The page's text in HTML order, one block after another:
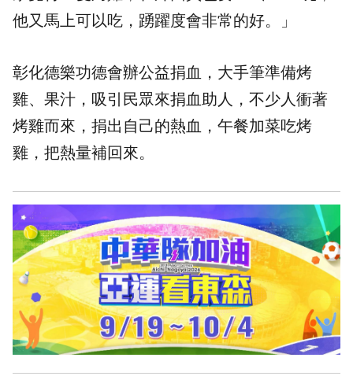
他又馬上可以吃，踴躍度會非常的好。」
彰化德樂功德會辦公益捐血，大手筆準備烤
雞、果汁，吸引民眾來捐血助人，不少人衝著
烤雞而來，捐出自己的熱血，午餐加菜吃烤
雞，把熱量補回來。